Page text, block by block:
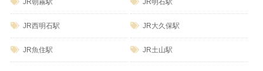
JR西明石駅 JR大久保駅
JR魚住駅 JR土山駅